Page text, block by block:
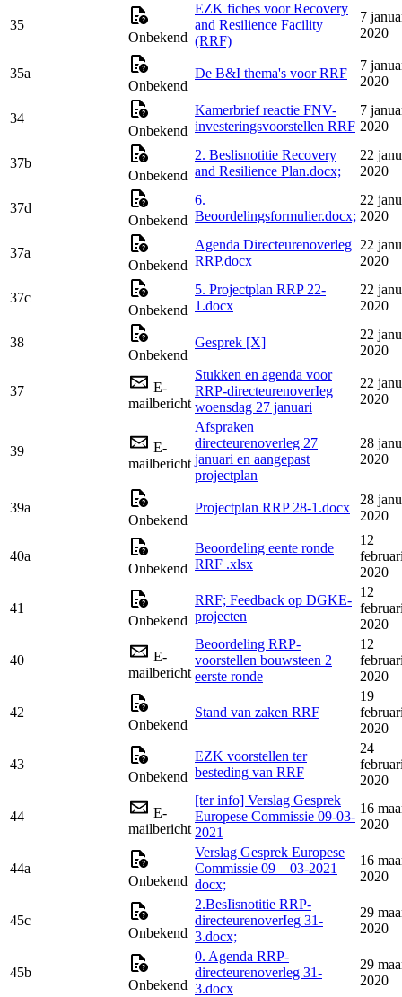
35
Onbekend
EZK fiches voor Recovery
and Resilience Facility
(RRF)
7
2020
35a
Onbekend
De B&I thema's voor RRF
7
2020
34
Onbekend
Kamerbrief reactie FNV-
investeringsvoorstellen RRF
7
2020
37b
Onbekend
2. Beslisnotitie Recovery
and Resilience Plan.docx;
22
2020
37d
Onbekend
6.
Beoordelingsformulier.docx;
22
2020
37a
Onbekend
Agenda Directeurenoverleg
RRP.docx
22
2020
37c
Onbekend
5. Projectplan RRP 22-
1.docx
22
2020
38
Onbekend
Gesprek [X]
22
2020
37
E-
mailbericht
Stukken en agenda voor
RRP-directeurenoverIeg
woensdag 27 januari
22
2020
39
E-
mailbericht
Afspraken
directeurenoverleg 27
januari en aangepast
projectplan
28
2020
39a
Onbekend
Projectplan RRP 28-1.docx
28
2020
40a
Onbekend
Beoordeling eente ronde
RRF .xlsx
12
2020
41
Onbekend
RRF; Feedback op DGKE-
projecten
12
2020
40
E-
mailbericht
Beoordeling RRP-
voorstellen bouwsteen 2
eerste ronde
12
2020
42
Onbekend
Stand van zaken RRF
19
2020
43
Onbekend
EZK voorstellen ter
besteding van RRF
24
2020
44
E-
mailbericht
[ter info] Verslag Gesprek
Europese Commissie 09-03-
2021
16
2020
44a
Onbekend
Verslag Gesprek Europese
Commissie 09—03-2021
docx;
16
2020
45c
Onbekend
2.BesIisnotitie RRP-
directeurenoverIeg 31-
3.docx;
29
2020
45b
Onbekend
0. Agenda RRP-
directeurenoverleg 31-
3.docx
29
2020